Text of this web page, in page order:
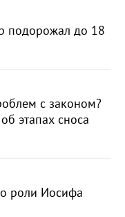
подорожал до 18
с законом?
этапах сноса
роли Иосифа